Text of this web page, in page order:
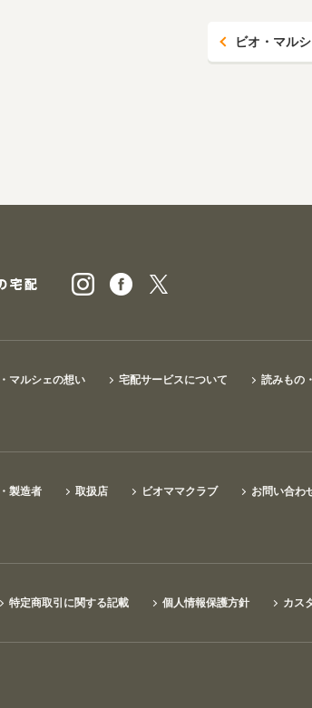
ビオ・マル
ビオ・マルシェの宅配
マルシェの想い 宅配サービスについて 読みもの
製造者 取扱店 ビオママクラブ お問い合わ
特定商取引に関する記載 個人情報保護方針 カス